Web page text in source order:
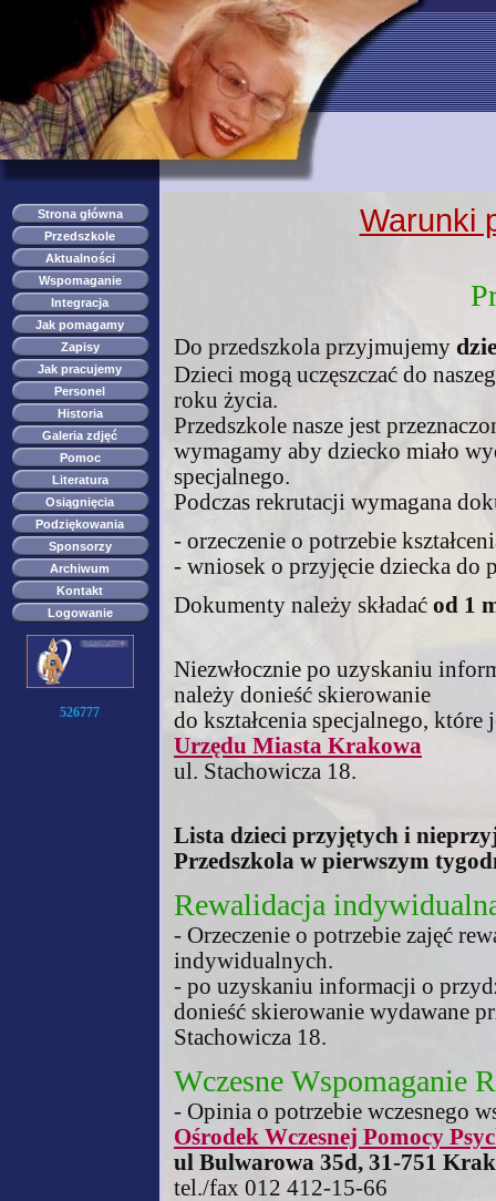
Strona główna
Przedszkole
Aktualności
Wspomaganie
Integracja
Jak pomagamy
Zapisy
Jak pracujemy
Personel
Historia
Galeria zdjęć
Pomoc
Literatura
Osiągnięcia
Podziękowania
Sponsorzy
Archiwum
Kontakt
Logowanie
526777
Warunki
Do przedszkola przyjmujemy
Dzieci mogą uczęszczać do
roku życia.
Przedszkole nasze jest
wymagamy aby dziecko miało
specjalnego.
Podczas rekrutacji wymagana
- orzeczenie o potrzebie
- wniosek o przyjęcie dziecka do
Dokumenty należy składać od 1
Niezwłocznie po uzyskaniu
należy donieść skierowanie
do kształcenia specjalnego,
Urzędu Miasta Krakowa
ul. Stachowicza 18.
Lista dzieci przyjętych i
Przedszkola w pierwszym
Rewalidacja
- Orzeczenie o potrzebie zajęć
indywidualnych.
- po uzyskaniu informacji o
donieść skierowanie wydawane
Stachowicza 18.
Wczesne Wspomaganie
- Opinia o potrzebie wczesnego
Ośrodek Wczesnej Pomocy
ul Bulwarowa 35d, 31-751
tel./fax 012 412-15-66